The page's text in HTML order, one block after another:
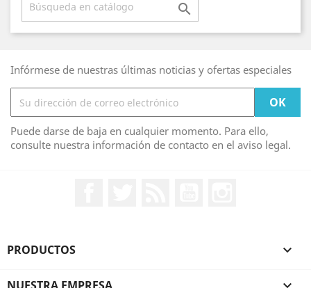

Infórmese de nuestras últimas noticias y ofertas especiales
Puede darse de baja en cualquier momento. Para ello,
consulte nuestra información de contacto en el aviso legal.
PRODUCTOS 